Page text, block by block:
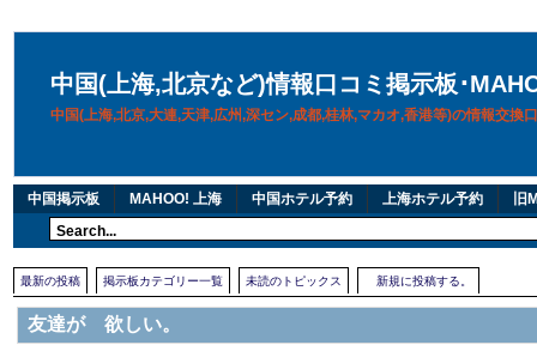
中国(上海,北京など)情報口コミ掲示板･
中国(上海,北京,大連,天津,広州,深セン,成都,桂林,マカオ,香港等)の情報交換
中国掲示板 MAHOO! 上海 中国ホテル予約 上海ホテル予約 旧
最新の投稿 掲示板カテゴリー一覧 未読のトピックス 新規に投稿する。
友達が 欲しい。